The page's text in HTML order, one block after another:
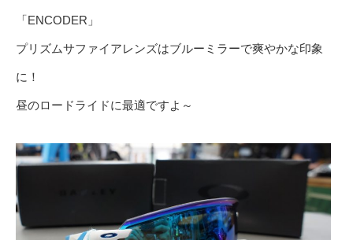
「ENCODER」
プリズムサファイアレンズはブルーミラーで爽やかな印象
に！
昼のロードライドに最適ですよ～